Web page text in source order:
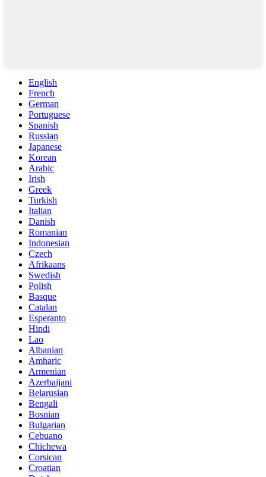
English
French
German
Portuguese
Spanish
Russian
Japanese
Korean
Arabic
Irish
Greek
Turkish
Italian
Danish
Romanian
Indonesian
Czech
Afrikaans
Swedish
Polish
Basque
Catalan
Esperanto
Hindi
Lao
Albanian
Amharic
Armenian
Azerbaijani
Belarusian
Bengali
Bosnian
Bulgarian
Cebuano
Chichewa
Corsican
Croatian